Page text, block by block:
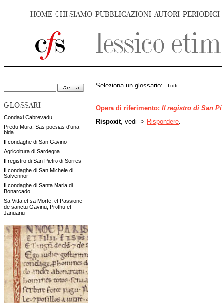
HOME CHI SIAMO PUBBLICAZIONI AUTORI PERIODICI
GLOSSARI
Condaxi Cabrevadu
Predu Mura. Sas poesias d'una
bida
Il condaghe di San Gavino
Agricoltura di Sardegna
Il registro di San Pietro di Sorres
Il condaghe di San Michele di
Salvennor
Il condaghe di Santa Maria di
Bonarcado
Sa Vitta et sa Morte, et Passione
de sanctu Gavinu, Prothu et
Januariu
Seleziona un glossario:
Opera di riferimento: Il registro di San
Rispoxit, vedi -> Rispondere